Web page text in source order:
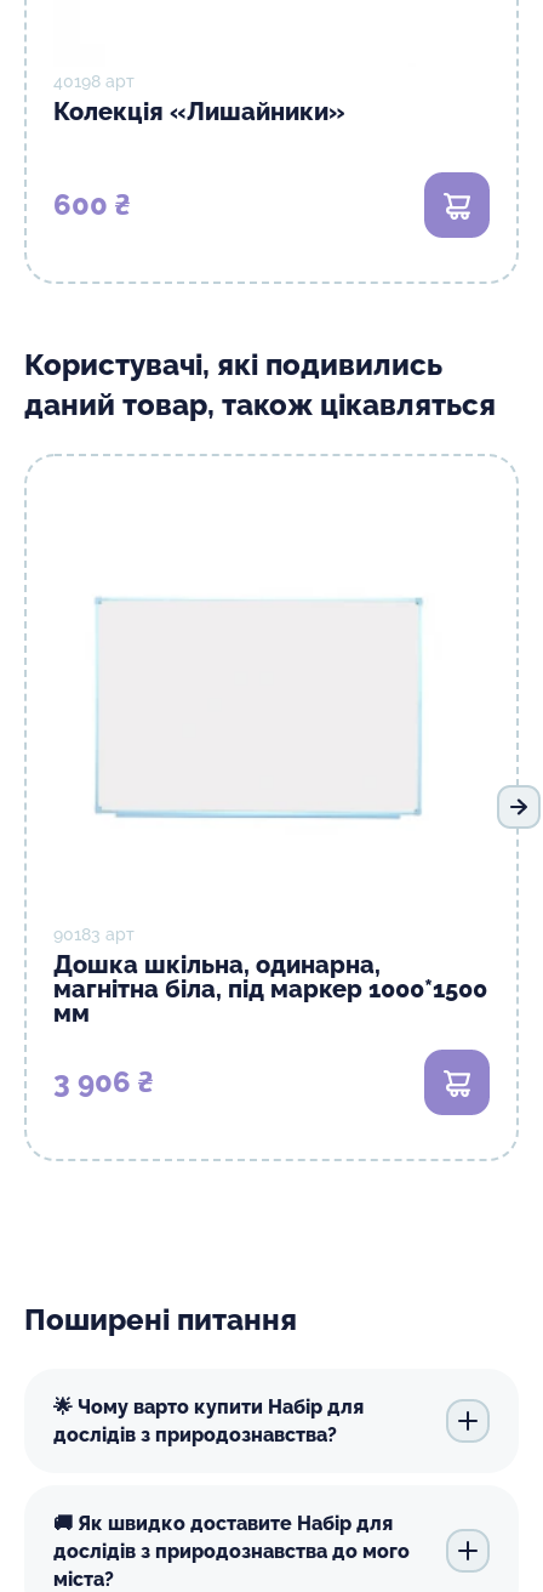
40198 арт
Колекція «Лишайники»
600 ₴ В кошик
Користувачі, які подивились
даний товар, також цікавляться
90183 арт
Дошка шкільна, одинарна,
магнітна біла, під маркер 1000*1500
мм
3 906 ₴ В кошик
Поширені питання
🌟 Чому варто купити Набір для
дослідів з природознавства?
🚚 Як швидко доставите Набір для
дослідів з природознавства до мого
міста?